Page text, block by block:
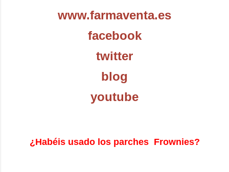
www.farmaventa.es
facebook
twitter
blog
youtube
¿Habéis usado los parches Frownies?